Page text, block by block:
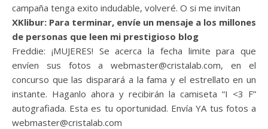
campaña tenga exito indudable, volveré. O si me invitan
XKlibur: Para terminar, envíe un mensaje a los millones
de personas que leen mi prestigioso blog
Freddie: ¡MUJERES! Se acerca la fecha limite para que
envíen sus fotos a webmaster@cristalab.com, en el
concurso que las disparará a la fama y el estrellato en un
instante. Haganlo ahora y recibirán la camiseta “I <3 F”
autografiada. Esta es tu oportunidad. Envía YA tus fotos a
webmaster@cristalab.com